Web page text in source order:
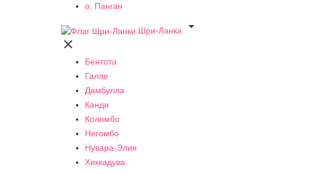
о. Панган
Шри-Ланка


Бентота
Галле
Дамбулла
Канди
Коломбо
Негомбо
Нувара-Элия
Хиккадува